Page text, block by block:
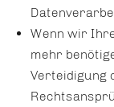
Wenn wir
mehr
Verteidigung